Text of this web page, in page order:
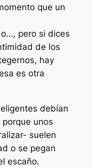
que un
pero si dices
de los
hay
es otra
debían
unos
suelen
o se pegan
escaño.